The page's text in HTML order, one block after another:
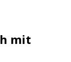
mit